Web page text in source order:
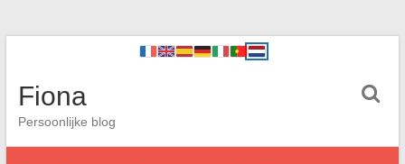
Fiona
Persoonlijke blog